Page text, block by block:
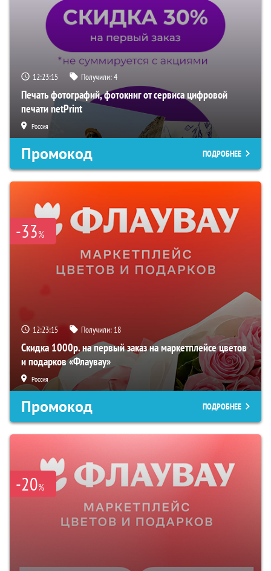
12:23:14 Получили:4
Печать фотографий, фотокниг от сервиса цифровой
печати netPrint
Россия
Промокод ПОДРОБНЕЕ
-33%
12:23:14 Получили: 18
Скидка 1000р. на первый заказ на маркетплейсе цветов
и подарков «Флаувау»
Россия
Промокод ПОДРОБНЕЕ
-20%